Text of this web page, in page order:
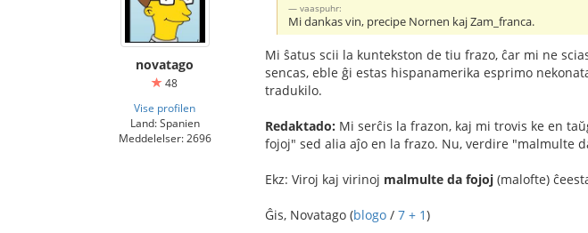
novatago
48
Vise profilen
Land: Spanien
Meddelelser: 2696
vaaspuhr:
Mi dankas vin, precipe Nornen kaj Zam_franca.
Mi ŝatus scii la kuntekston de tiu frazo, ĉar mi ne
sencas, eble ĝi estas hispanamerika esprimo
tradukilo.
Redaktado: Mi serĉis la frazon, kaj mi trovis ke en
fojoj" sed alia aĵo en la frazo. Nu, verdire "malmulte
Ekz: Viroj kaj virinoj malmulte da fojoj (malofte)
Ĝis, Novatago (blogo / 7 + 1)